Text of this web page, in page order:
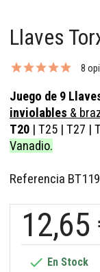
Llaves
8
Juego de 9
inviolables &
T20 | T25 | T27 |
Vanadio.
Referencia
12,65
 En Stock